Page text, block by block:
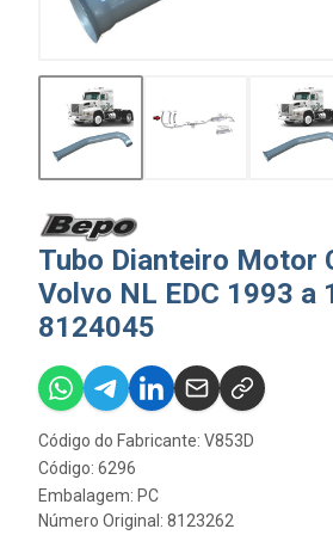
Tubo Dianteiro Motor
Volvo NL EDC 1993 a
8124045
Código do Fabricante: V853D
Código: 6296
Embalagem: PC
Número Original: 8123262